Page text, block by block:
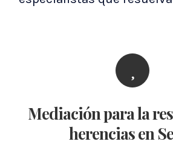
Mediación para la
herencias en